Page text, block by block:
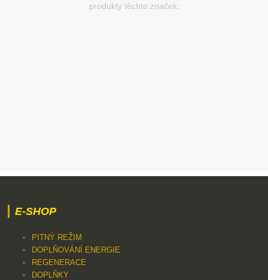
produkty těchto značek:
E-SHOP
PITNÝ REŽIM
DOPLŇOVÁNÍ ENERGIE
REGENERACE
DOPLŇKY